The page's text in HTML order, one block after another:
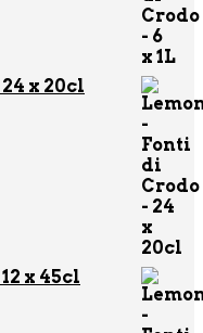
x 20cl
x 45cl